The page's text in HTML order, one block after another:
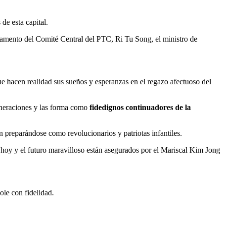
esta capital.
del Comité Central del PTC, Ri Tu Song, el ministro de
realidad sus sueños y esperanzas en el regazo afectuoso del
y las forma como fidedignos continuadores de la
preparándose como revolucionarios y patriotas infantiles.
y el futuro maravilloso están asegurados por el Mariscal Kim Jong
con fidelidad.